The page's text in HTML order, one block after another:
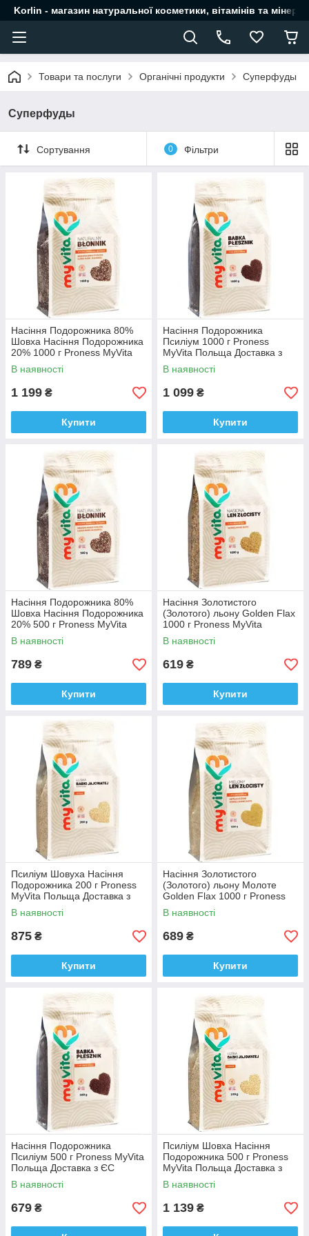
Korlin - магазин натуральної косметики, вітамінів та
Товари та послуги Органічні продукти Суперфуды
Суперфуды
Сортування 0 Фільтри
Насіння Подорожника 80%
Шовха Насіння Подорожника
20% 1000 г Proness MyVita
Польща Доставка з ЄС
В наявності
1 199 ₴
Купити
Насіння Подорожника
Псиліум 1000 г Proness
MyVita Польща Доставка з
ЄС
В наявності
1 099 ₴
Купити
Насіння Подорожника 80%
Шовха Насіння Подорожника
20% 500 г Proness MyVita
Польща Доставка з ЄС
В наявності
789 ₴
Купити
Насіння Золотистого
(Золотого) льону Golden Flax
1000 г Proness MyVita
Польща Доставка з ЄС
В наявності
619 ₴
Купити
Псиліум Шовуха Насіння
Подорожника 200 г Proness
MyVita Польща Доставка з
ЄС
В наявності
875 ₴
Купити
Насіння Золотистого
(Золотого) льону Молоте
Golden Flax 1000 г Proness
MyVita Польща Доставка з
ЄС
В наявності
689 ₴
Купити
Насіння Подорожника
Псиліум 500 г Proness MyVita
Польща Доставка з ЄС
В наявності
679 ₴
Псиліум Шовха Насіння
Подорожника 500 г Proness
MyVita Польща Доставка з
ЄС
В наявності
1 139 ₴